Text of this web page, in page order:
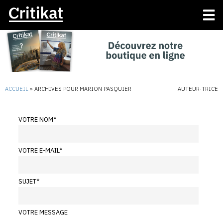
ACCUEIL » ARCHIVES POUR MARION PASQUIER AUTEUR·TRICE
VOTRE NOM*
VOTRE E-MAIL*
SUJET*
VOTRE MESSAGE